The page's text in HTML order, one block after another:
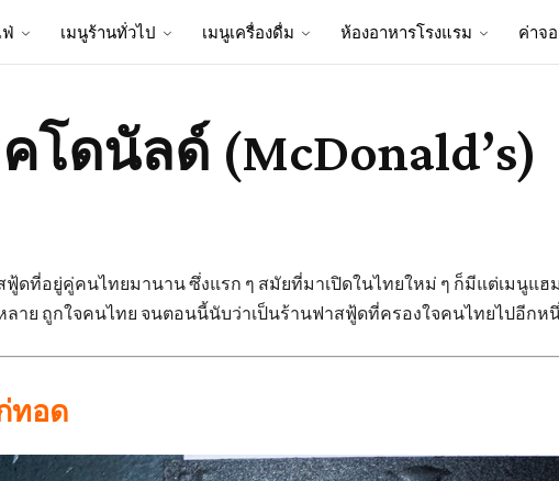
ฟ่ เมนูร้านทั่วไป เมนูเครื่องดื่ม ห้องอาหารโรงแรม ค่าจ
โดนัลด์ (McDonald’s)
ดที่อยู่คู่คนไทยมานาน ซึ่งแรก ๆ สมัยที่มาเปิดในไทยใหม่ ๆ ก็มีแต่เมนูแ
ลาย ถูกใจคนไทย จนตอนนี้นับว่าเป็นร้านฟาสฟู้ดที่ครองใจคนไทยไปอีกห
ทอด